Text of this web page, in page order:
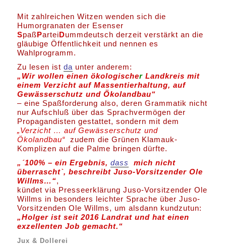
Mit zahlreichen Witzen wenden sich die
Humorgranaten der Esenser
SpaßParteiDummdeutsch derzeit verstärkt an die
gläubige Öffentlichkeit und nennen es
Wahlprogramm.
Zu lesen istda unter anderem:
„Wir wollen einen ökologischer Landkreis mit
einem Verzicht auf Massentierhaltung, auf
Gewässerschutz und Ökolandbau“
– eine Spaßforderung also, deren Grammatik nicht
nur Aufschluß über das Sprachvermögen der
Propagandisten gestattet, sondern mit dem
„Verzicht … auf Gewässerschutz und
Ökolandbau“zudem die Grünen Klamauk-
Komplizen auf die Palme bringen dürfte.
„´100% – ein Ergebnis, dass
mich nicht
überrascht`, beschreibt Juso-Vorsitzender Ole
Willms…“,
kündet via Presseerklärung Juso-Vorsitzender Ole
Willms in besonders leichter Sprache über Juso-
Vorsitzenden Ole Willms, um alsdann kundzutun:
„Holger ist seit 2016 Landrat und hat einen
exzellenten Job gemacht.“
Jux & Dollerei